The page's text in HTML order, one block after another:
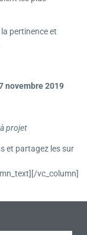
pertinence et
novembre 2019
projet
et partagez les sur
vc_column]